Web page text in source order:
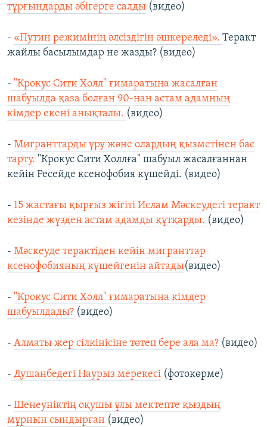
тұрғындарды әбігерге салды (видео)
- «Путин режимінің әлсіздігін әшкереледі». Теракт
жайлы басылымдар не жазды? (видео)
- "Крокус Сити Холл" ғимаратына жасалған
шабуылда қаза болған 90-нан астам адамның
кімдер екені анықталы. (видео)
- Мигранттарды ұру және олардың қызметінен бас
тарту. "Крокус Сити Холлға" шабуыл жасалғаннан
кейін Ресейде ксенофобия күшейді. (видео)
- 15 жастағы қырғыз жігіті Ислам Мәскеудегі теракт
кезінде жүзден астам адамды құтқарды. (видео)
- Мәскеуде терактіден кейін мигранттар
ксенофобияның күшейгенін айтады(видео)
- "Крокус Сити Холл" ғимаратына кімдер
шабуылдады? (видео)
- Алматы жер сілкінісіне төтеп бере ала ма? (видео)
- Душанбедегі Наурыз мерекесі (фотокөрме)
- Шенеуніктің оқушы ұлы мектепте қыздың
мұрнын сындырған (видео)